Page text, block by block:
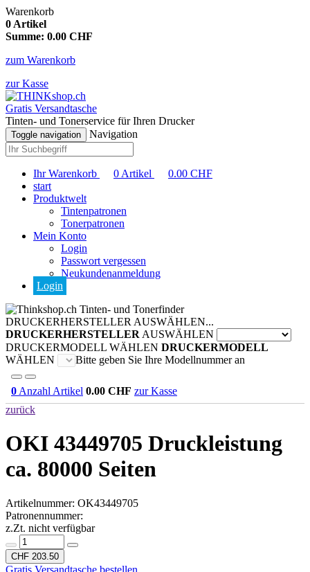
Warenkorb
0 Artikel
Summe: 0.00 CHF
zum Warenkorb
zur Kasse
Gratis Versandtasche
Tinten- und Tonerservice für Ihren Drucker
Toggle navigation Navigation
Ihr Warenkorb 0 Artikel 0.00 CHF
start
Produktwelt
Tintenpatronen
Tonerpatronen
Mein Konto
Login
Passwort vergessen
Neukundenanmeldung
Login
Tinten- und Tonerfinder
DRUCKERHERSTELLER AUSWÄHLEN...
DRUCKERHERSTELLER AUSWÄHLEN
DRUCKERMODELL WÄHLEN DRUCKERMODELL
WÄHLEN
Bitte geben Sie Ihre Modellnummer an
0 Anzahl Artikel 0.00 CHF zur Kasse
zurück
OKI 43449705 Druckleistung
ca. 80000 Seiten
Artikelnummer: OK43449705
Patronennummer:
z.Zt. nicht verfügbar
CHF 203.50
Gratis Versandtasche bestellen